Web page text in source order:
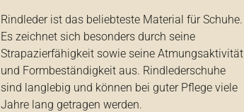
Rindleder ist das beliebteste Material für Schuhe.
Es zeichnet sich besonders durch seine
Strapazierfähigkeit sowie seine Atmungsaktivität
und Formbeständigkeit aus. Rindlederschuhe
sind langlebig und können bei guter Pflege viele
Jahre lang getragen werden.